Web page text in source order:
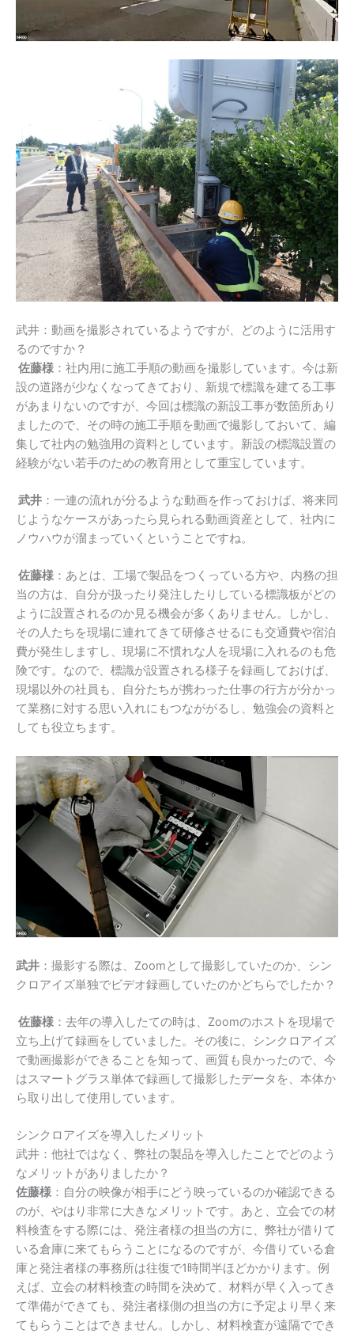
武井：動画を撮影されているようですが、どのように活用す
るのですか？
佐藤様 ：社内用に施工手順の動画を撮影しています。今は新
設の道路が少なくなってきており、新規で標識を建てる工事
があまりないのですが、今回は標識の新設工事が数箇所あり
ましたので、その時の施工手順を動画で撮影しておいて、編
集して社内の勉強用の資料としています。新設の標識設置の
経験がない若手のための教育用として重宝しています。
武井 ：一連の流れが分るような動画を作っておけば、将来同
じようなケースがあったら見られる動画資産として、社内に
ノウハウが溜まっていくということですね。
佐藤様 ：あとは、工場で製品をつくっている方や、内務の担
当の方は、自分が扱ったり発注したりしている標識板がどの
ように設置されるのか見る機会が多くありません。しかし、
その人たちを現場に連れてきて研修させるにも交通費や宿泊
費が発生しますし、現場に不慣れな人を現場に入れるのも危
険です。なので、標識が設置される様子を録画しておけば、
現場以外の社員も、自分たちが携わった仕事の行方が分かっ
て業務に対する思い入れにもつなががるし、勉強会の資料と
しても役立ちます。
武井 ：撮影する際は、 Zoomとして撮影していたのか、シン
クロアイズ単独でビデオ録画していたのかどちらでしたか？
佐藤様 ：去年の導入したての時は、 Zoomのホストを現場で
立ち上げて録画をしていました。その後に、シンクロアイズ
で動画撮影ができることを知って、画質も良かったので、今
はスマートグラス単体で録画して撮影したデータを、本体か
ら取り出して使用しています。
シンクロアイズを導入したメリット
武井：他社ではなく、弊社の製品を導入したことでどのよう
なメリットがありましたか？
佐藤様 ：自分の映像が相手にどう映っているのか確認できる
のが、やはり非常に大きなメリットです。あと、立会での材
料検査をする際には、発注者様の担当の方に、弊社が借りて
いる倉庫に来てもらうことになるのですが、今借りている倉
庫と発注者様の事務所は往復で1時間半ほどかかります。例
えば、立会の材料検査の時間を決めて、材料が早く入ってき
て準備ができても、発注者様側の担当の方に予定より早く来
てもらうことはできません。しかし、材料検査が遠隔ででき